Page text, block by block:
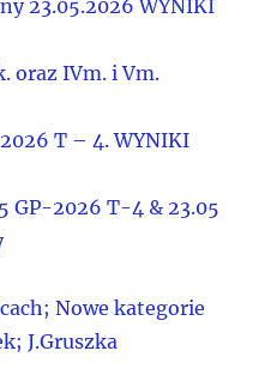
23.05.2026 WYNIKI
oraz IVm. i Vm.
T – 4. WYNIKI
GP-2026 T-4 & 23.05
Nowe kategorie
J.Gruszka